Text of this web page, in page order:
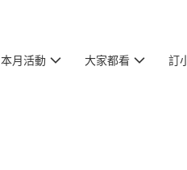
本月活動 大家都看 訂